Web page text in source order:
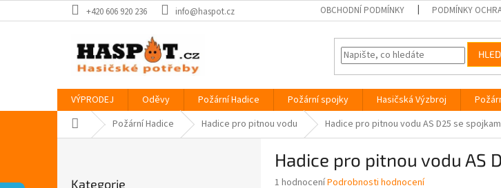
na
+420 606 920 236 info@haspot.cz OBCHODNÍ PODMÍNKY PODMÍNKY
VÝPRODEJ Oděvy Požární Hadice Požární spojky Hasičská Výzbroj
Domů Požární Hadice Hadice pro pitnou vodu Hadice pro pitnou vodu AS D25 se
kategorie
Kategorie
Hadice pro pitnou vodu AS
Průměrné
1 hodnoceníPodrobnosti hodnocení